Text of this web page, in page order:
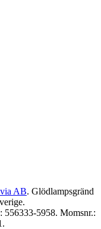
AB. Glödlampsgränd
5958. Momsnr.: